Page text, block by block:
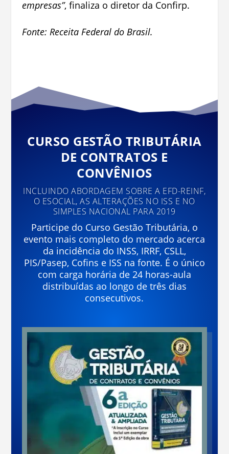
empresas”, finaliza o diretor da Confirp.
Fonte: Receita Federal do Brasil.
CURSO GESTÃO TRIBUTÁRIA
DE CONTRATOS E
CONVÊNIOS
INCLUINDO ABORDAGEM SOBRE A EFD-REINF,
O ESOCIAL, AS ALTERAÇÕES NO ISS E NO
SIMPLES NACIONAL PARA 2019
Participe do Curso Gestão Tributária, o
evento mais completo do mercado acerca
da incidência do INSS, IRRF, CSLL,
PIS/Pasep, Cofins e ISS na fonte. É o único
com carga horária de 24 horas-aula
distribuídas ao longo de três dias
consecutivos.